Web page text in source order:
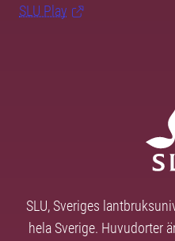
SLU Play
SLU, Sveriges
hela Sverige. Huvudorter